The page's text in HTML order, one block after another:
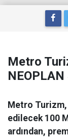
Metro
Metro Turizm,
edilecek 100
ardından,